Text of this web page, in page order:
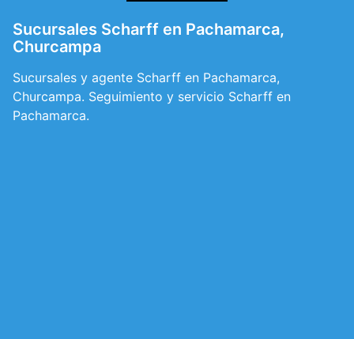
Sucursales Scharff en Pachamarca,
Churcampa
Sucursales y agente Scharff en Pachamarca,
Churcampa. Seguimiento y servicio Scharff en
Pachamarca.